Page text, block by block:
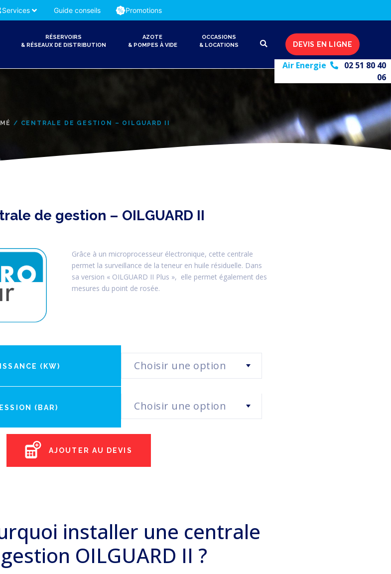
Services Guide conseils Promotions
RÉSERVOIRS
& RÉSEAUX DE DISTRIBUTION
AZOTE
& POMPES À VIDE
OCCASIONS
& LOCATIONS
DEVIS EN LIGNE
Air Energie
02 51 80 40
06
/ CENTRALE DE GESTION – OILGUARD II
de gestion – OILGUARD II
Grâce à un microprocesseur électronique, cette centrale
permet la surveillance de la teneur en huile résiduelle. Dans
sa version « OILGUARD II Plus », elle permet également des
mesures du point de rosée.
(KW)
(BAR)
AJOUTER AU DEVIS
installer une centrale
OILGUARD II ?